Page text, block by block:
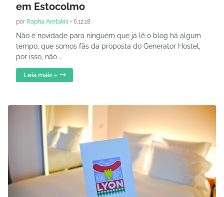
em Estocolmo
por Rapha Aretakis • 6.12.18
Não é novidade para ninguém que já lê o blog há algum
tempo, que somos fãs da proposta do Generator Hostel,
por isso, não …
Leia mais »